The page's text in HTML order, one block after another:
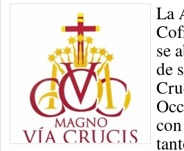
La
se
de